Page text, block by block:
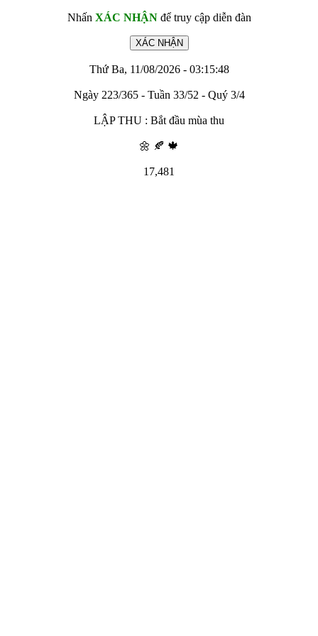
Nhấn XÁC NHẬNđể truy cập diễn đàn
Thứ Ba, 11/08/2026 - 03:15:48
Ngày 223/365 - Tuần 33/52 - Quý 3/4
LẬP THU : Bắt đầu mùa thu
🌼 🍂 🍁
17,481